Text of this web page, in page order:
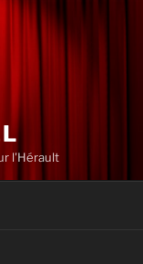
l'Hérault